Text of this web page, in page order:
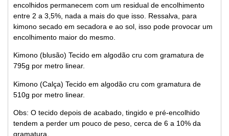
encolhidos permanecem com um residual de encolhimento
entre 2 a 3,5%, nada a mais do que isso. Ressalva, para
kimono secado em secadora e ao sol, isso pode provocar um
encolhimento maior do mesmo.
Kimono (blusão) Tecido em algodão cru com gramatura de
795g por metro linear.
Kimono (Calça) Tecido em algodão cru com gramatura de
510g por metro linear.
Obs: O tecido depois de acabado, tingido e pré-encolhido
tendem a perder um pouco de peso, cerca de 6 a 10% da
gramatura.